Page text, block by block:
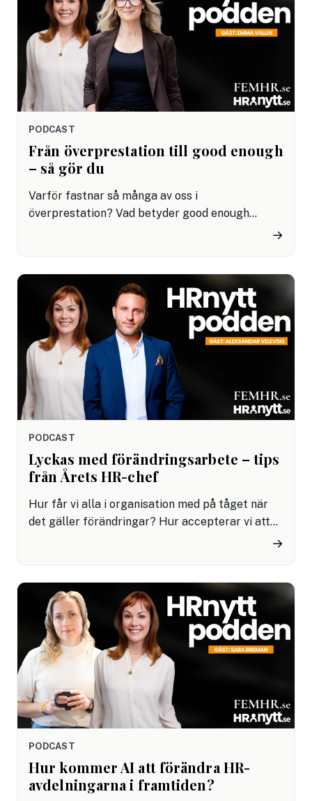
kan förgifta en grupp och hur du som ledare kan
förebygga konflikter innan de blir alltför stora.
PODCAST
Från överprestation till good enough
– så gör du
Varför fastnar så många av oss i
överprestation? Vad betyder good enough
egentligen och vad kan man göra för att komma
företaget Perfectly Lagom. Där hjälper hon
företag och ledare få ett hållbarare arbetssätt.
→
PODCAST
Lyckas med förändringsarbete – tips
från Årets HR-chef
Hur får vi alla i organisation med på tåget när
det gäller förändringar? Hur accepterar vi att
Han berättar om varför han tror han utsetts till
Årets HR-chef – och delar med sig av både
framgångsfaktorer och lärdomar från det
senaste året.
→
PODCAST
Hur kommer AI att förändra HR-
avdelningarna i framtiden?